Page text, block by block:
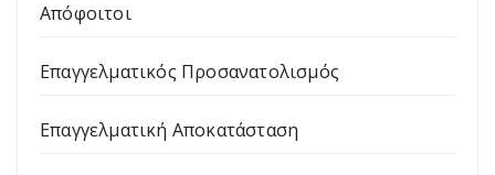
Απόφοιτοι
Επαγγελματικός Προσανατολισμός
Επαγγελματική Αποκατάσταση